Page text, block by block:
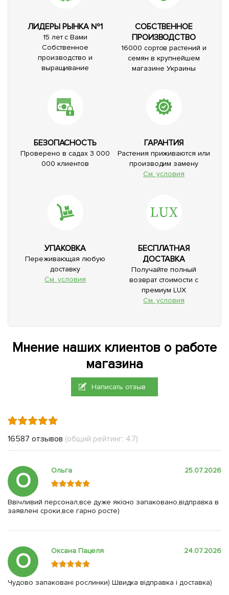
ЛИДЕРЫ РЫНКА №1
15 лет с Вами
Собственное
производство и
выращивание
СОБСТВЕННОЕ
ПРОИЗВОДСТВО
16000 сортов растений и
семян в крупнейшем
магазине Украины
БЕЗОПАСНОСТЬ
Проверено в садах 3 000
000 клиентов
ГАРАНТИЯ
Растения приживаются или
производим замену
См. условия
УПАКОВКА
Переживающая любую
доставку
См. условия
БЕСПЛАТНАЯ
ДОСТАВКА
Получайте полный
возврат стоимости с
премиум LUX
См. условия
Мнение наших клиентов о работе
магазина
Написать отзыв
16587 отзывов (общий рейтинг: 4.7)
О Ольга 25.07.2026
Ввічливий персонал,все дуже якісно запаковано,відправка в
заявлені сроки,все гарно росте)
О Оксана Пацеля 24.07.2026
Чудово запаковані рослинки) Швидка відправка і доставка)